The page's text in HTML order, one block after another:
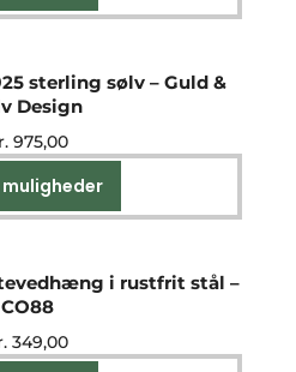
sterling sølv – Guld &
Design
975,00
vare
varianter.
kan
i rustfrit stål –
CO88
349,00